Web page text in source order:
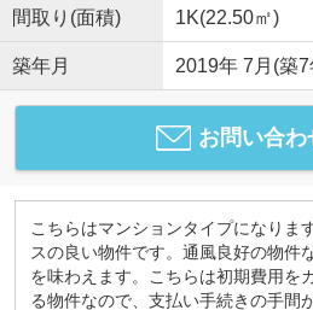
間取り(面積) 1K(22.50㎡)
築年月 2019年 7月(築7
お問い合わ
こちらはマンションタイプになりま
スの良い物件です。通風良好の物件
を味わえます。こちらは初期費用を
る物件なので、支払い手続きの手間